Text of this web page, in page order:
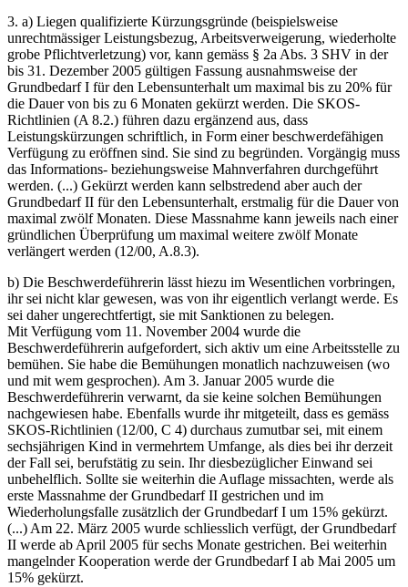
3. a) Liegen qualifizierte Kürzungsgründe (beispielsweise
unrechtmässiger Leistungsbezug, Arbeitsverweigerung, wiederholte
grobe Pflichtverletzung) vor, kann gemäss § 2a Abs. 3 SHV in der
bis 31. Dezember 2005 gültigen Fassung ausnahmsweise der
Grundbedarf I für den Lebensunterhalt um maximal bis zu 20% für
die Dauer von bis zu 6 Monaten gekürzt werden. Die SKOS-
Richtlinien (A 8.2.) führen dazu ergänzend aus, dass
Leistungskürzungen schriftlich, in Form einer beschwerdefähigen
Verfügung zu eröffnen sind. Sie sind zu begründen. Vorgängig muss
das Informations- beziehungsweise Mahnverfahren durchgeführt
werden. (...) Gekürzt werden kann selbstredend aber auch der
Grundbedarf II für den Lebensunterhalt, erstmalig für die Dauer von
maximal zwölf Monaten. Diese Massnahme kann jeweils nach einer
gründlichen Überprüfung um maximal weitere zwölf Monate
verlängert werden (12/00, A.8.3).
b) Die Beschwerdeführerin lässt hiezu im Wesentlichen vorbringen,
ihr sei nicht klar gewesen, was von ihr eigentlich verlangt werde. Es
sei daher ungerechtfertigt, sie mit Sanktionen zu belegen.
Mit Verfügung vom 11. November 2004 wurde die
Beschwerdeführerin aufgefordert, sich aktiv um eine Arbeitsstelle zu
bemühen. Sie habe die Bemühungen monatlich nachzuweisen (wo
und mit wem gesprochen). Am 3. Januar 2005 wurde die
Beschwerdeführerin verwarnt, da sie keine solchen Bemühungen
nachgewiesen habe. Ebenfalls wurde ihr mitgeteilt, dass es gemäss
SKOS-Richtlinien (12/00, C 4) durchaus zumutbar sei, mit einem
sechsjährigen Kind in vermehrtem Umfange, als dies bei ihr derzeit
der Fall sei, berufstätig zu sein. Ihr diesbezüglicher Einwand sei
unbehelflich. Sollte sie weiterhin die Auflage missachten, werde als
erste Massnahme der Grundbedarf II gestrichen und im
Wiederholungsfalle zusätzlich der Grundbedarf I um 15% gekürzt.
(...) Am 22. März 2005 wurde schliesslich verfügt, der Grundbedarf
II werde ab April 2005 für sechs Monate gestrichen. Bei weiterhin
mangelnder Kooperation werde der Grundbedarf I ab Mai 2005 um
15% gekürzt.